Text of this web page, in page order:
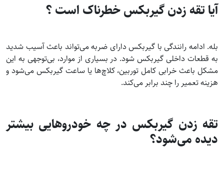
آیا تقه زدن گیربکس خطرناک است ؟
بله. ادامه رانندگی با گیربکس دارای ضربه می‌تواند باعث آسیب شدید
به قطعات داخلی گیربکس شود. در بسیاری از موارد، بی‌توجهی به این
مشکل باعث خرابی کامل توربین، کلاچ‌ها یا ساعت گیربکس می‌شود و
هزینه تعمیر را چند برابر می‌کند.
تقه زدن گیربکس در چه خودروهایی بیشتر
دیده می‌شود؟